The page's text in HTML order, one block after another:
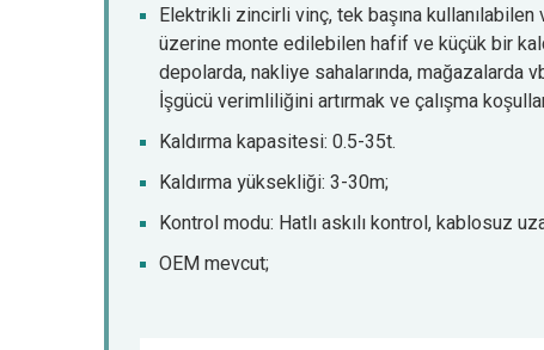
Elektrikli zincirli vinç, tek başına
üzerine monte edilebilen hafif ve küçük bir
depolarda, nakliye sahalarında, mağazalarda
İşgücü verimliliğini artırmak ve çalışma
Kaldırma kapasitesi: 0.5-35t.
Kaldırma yüksekliği: 3-30m;
Kontrol modu: Hatlı askılı kontrol, kablosuz
OEM mevcut;